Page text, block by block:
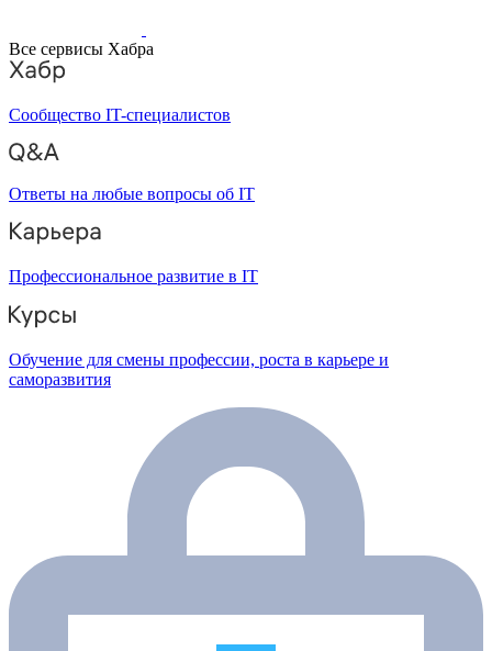
Все сервисы Хабра
Сообщество IT-специалистов
Ответы на любые вопросы об IT
Профессиональное развитие в IT
Обучение для смены профессии, роста в карьере и
саморазвития